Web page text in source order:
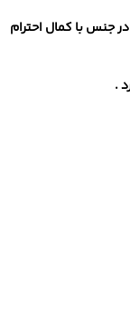
جنس با کمال احترام
.